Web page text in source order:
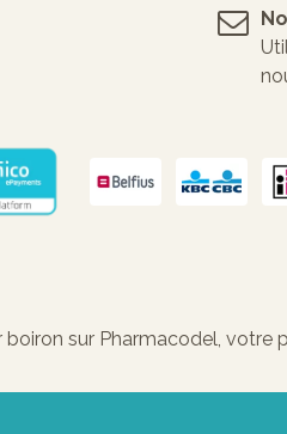
sur Pharmacodel, votre